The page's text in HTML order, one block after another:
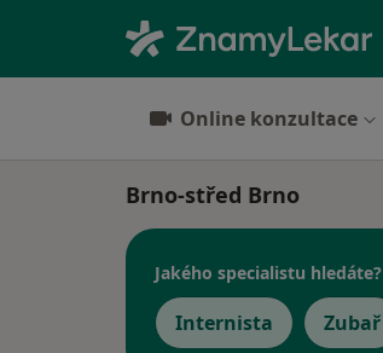
Online konzultace
Brno-střed Brno
Jakého specialistu hledáte?
Internista Zubař